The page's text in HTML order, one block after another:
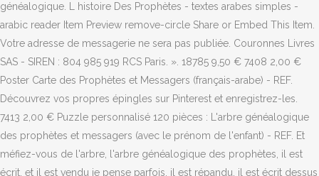
généalogique. L histoire Des Prophètes - textes arabes simples -
arabic reader Item Preview remove-circle Share or Embed This Item.
Votre adresse de messagerie ne sera pas publiée. Couronnes Livres
SAS - SIREN : 804 985 919 RCS Paris. ». 18785 9,50 € 7408 2,00 €
Poster Carte des Prophètes et Messagers (français-arabe) - REF.
Découvrez vos propres épingles sur Pinterest et enregistrez-les.
7413 2,00 € Puzzle personnalisé 120 pièces : L'arbre généalogique
des prophètes et messagers (avec le prénom de l'enfant) - REF. Et
méfiez-vous de l'arbre, l'arbre généalogique des prophètes, il est
écrit, et il est vendu je pense parfois, il est répandu, il est écrit dessus